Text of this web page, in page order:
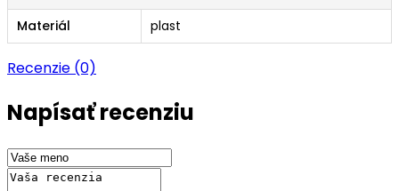
Materiál
plast
Recenzie (0)
Napísať recenziu